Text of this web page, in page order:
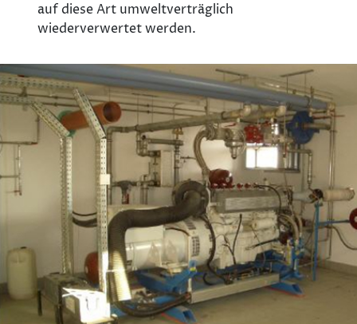
auf diese Art umweltverträglich
wiederverwertet werden.